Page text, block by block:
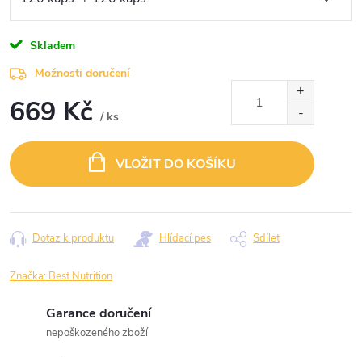
Skladem
Možnosti doručení
669 Kč / ks
cena:
VLOŽIT DO KOŠÍKU
Dotaz k produktu Hlídací pes Sdílet
Značka: Best Nutrition
Garance doručení
nepoškozeného zboží